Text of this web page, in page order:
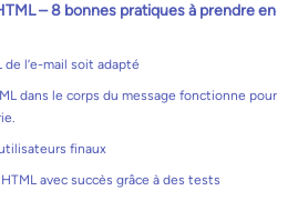
– 8 bonnes pratiques à prendre en
l’e-mail soit adapté
dans le corps du message fonctionne pour
finaux
avec succès grâce à des tests